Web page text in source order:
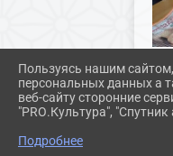
Пользуясь нашим
персональных данных а
веб-сайту сторонние
"PRO.Культура",
Подробнее